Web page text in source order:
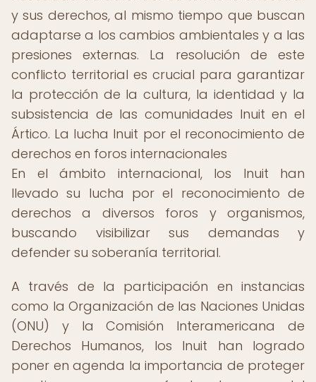
y sus derechos, al mismo tiempo que buscan
adaptarse a los cambios ambientales y a las
presiones externas. La resolución de este
conflicto territorial es crucial para garantizar
la protección de la cultura, la identidad y la
subsistencia de las comunidades Inuit en el
Ártico. La lucha Inuit por el reconocimiento de
derechos en foros internacionales
En el ámbito internacional, los Inuit han
llevado su lucha por el reconocimiento de
derechos a diversos foros y organismos,
buscando visibilizar sus demandas y
defender su soberanía territorial.
A través de la participación en instancias
como la Organización de las Naciones Unidas
(ONU) y la Comisión Interamericana de
Derechos Humanos, los Inuit han logrado
poner en agenda la importancia de proteger